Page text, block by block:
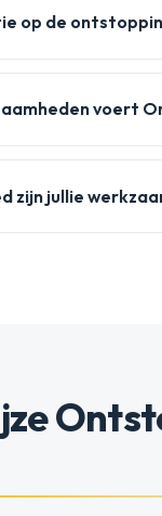
op de
voert
zijn jullie